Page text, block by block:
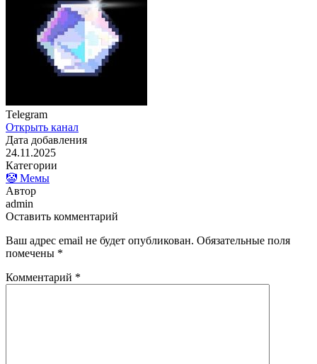
Telegram
Открыть канал
Дата добавления
24.11.2025
Категории
🤡 Мемы
Автор
admin
Оставить комментарий
Ваш адрес email не будет опубликован. Обязательные поля
помечены *
Комментарий *